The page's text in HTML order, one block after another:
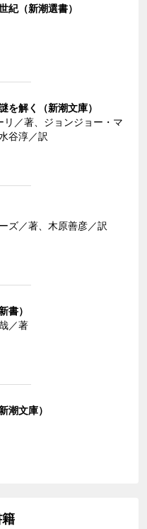
紀（新潮選書）
を解く（新潮文庫）
リ／著、ジョンジョー・マ
谷淳／訳
ズ／著、木原善彦／訳
書）
／著
潮文庫）